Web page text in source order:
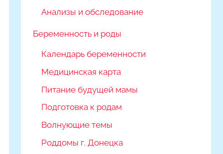
Анализы и обследование
Беременность и роды
Календарь беременности
Медицинская карта
Питание будущей мамы
Подготовка к родам
Волнующие темы
Роддомы г. Донецка